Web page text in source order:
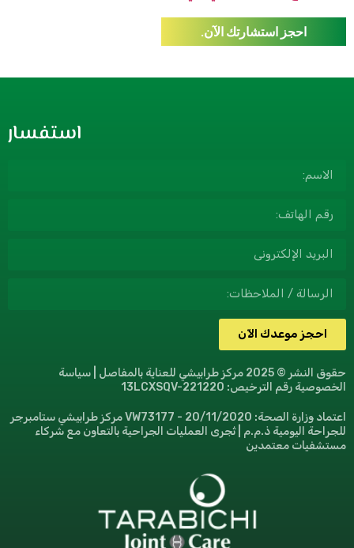
احجز استشارتك الآن.
استفسار
احجز موعدك الآن
حقوق النشر © 2025 مركز طرابيشي للعناية بالمفاصل | سياسة
الخصوصية رقم الترخيص: 13LCXSQV-221220
اعتماد وزارة الصحة: VW73177 - 20/11/2020 مركز طرابيشي ستامبرجر
للجراحة اليومية ذ.م.م | تُجرى العمليات الجراحية بالتعاون مع شركاء
مستشفيات معتمدين